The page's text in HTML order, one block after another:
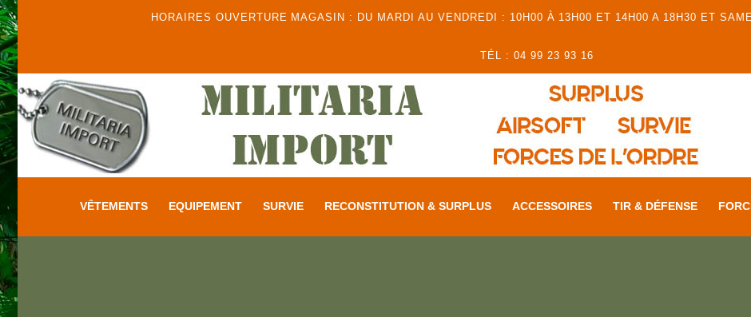
HORAIRES OUVERTURE MAGASIN : DU MARDI AU VENDREDI : 10H00 À 13H00 ET 14H00 A 18H30 ET
TÉL : 04 99 23 93 16
VÊTEMENTS EQUIPEMENT SURVIE RECONSTITUTION & SURPLUS ACCESSOIRES TIR & DÉFENSE